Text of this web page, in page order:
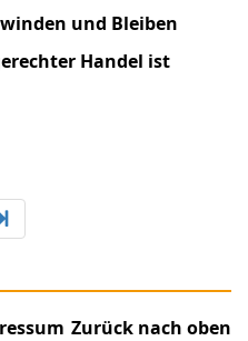
und Bleiben
Handel ist
Zurück nach oben